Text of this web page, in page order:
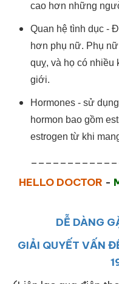
cao hơn những
Quan hệ tình dục -
hơn phụ nữ. Phụ
quỵ, và họ có nhiều
giới.
Hormones - sử
hormon bao gồm
estrogen từ khi
HELLO DOCTOR -
DỄ DÀNG
GIẢI QUYẾT VẤN